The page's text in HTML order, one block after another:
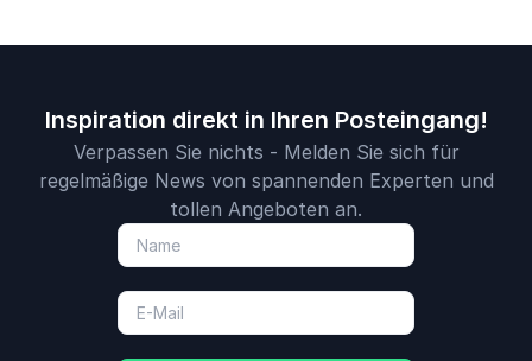
Inspiration direkt in Ihren Posteingang!
Verpassen Sie nichts - Melden Sie sich für
regelmäßige News von spannenden Experten und
tollen Angeboten an.